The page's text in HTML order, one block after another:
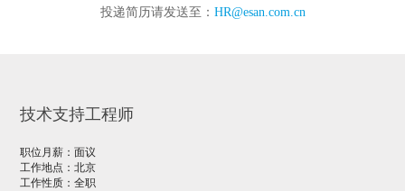
投递简历请发送至： HR@esan.com.cn
技术支持工程师
职位月薪：面议
工作地点：北京
工作性质：全职